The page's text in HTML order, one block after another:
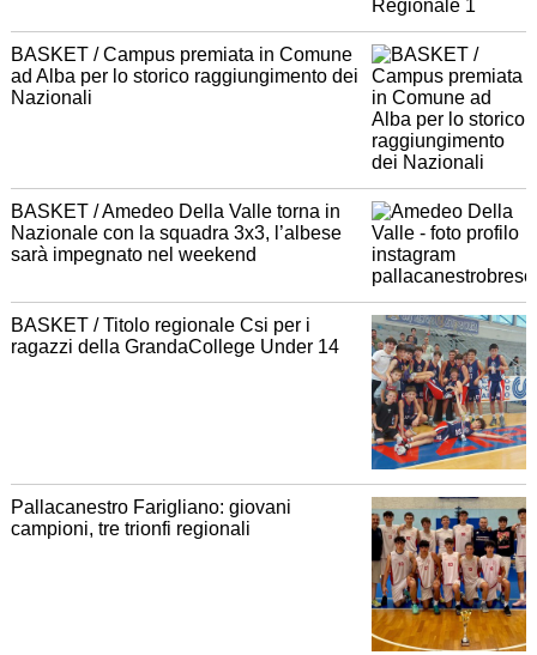
BASKET / Campus premiata in Comune
ad Alba per lo storico raggiungimento dei
Nazionali
BASKET / Amedeo Della Valle torna in
Nazionale con la squadra 3x3, l’albese
sarà impegnato nel weekend
BASKET / Titolo regionale Csi per i
ragazzi della GrandaCollege Under 14
Pallacanestro Farigliano: giovani
campioni, tre trionfi regionali